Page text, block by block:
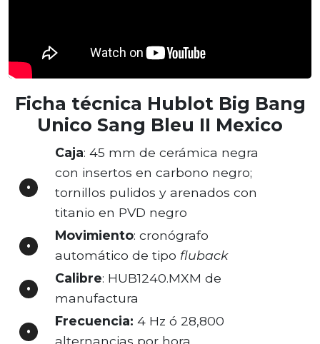
Ficha técnica Hublot Big Bang
Unico Sang Bleu II Mexico
Caja: 45 mm de cerámica negra
con insertos en carbono negro;
tornillos pulidos y arenados con
titanio en PVD negro
Movimiento: cronógrafo
automático de tipo fluback
Calibre: HUB1240.MXM de
manufactura
Frecuencia: 4 Hz ó 28,800
alternancias por hora